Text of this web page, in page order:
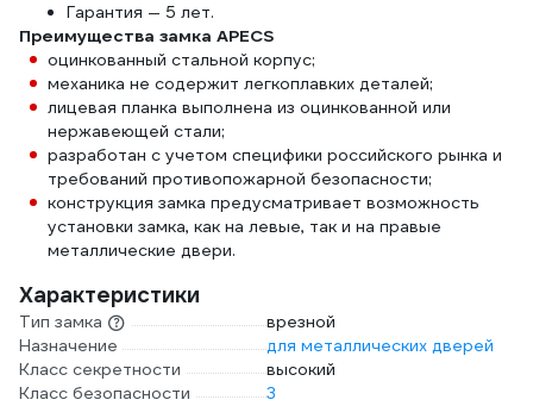
Гарантия — 5 лет.
Преимущества замка APECS
оцинкованный стальной корпус;
механика не содержит легкоплавких деталей;
лицевая планка выполнена из оцинкованной или
нержавеющей стали;
разработан с учетом специфики российского рынка и
требований противопожарной безопасности;
конструкция замка предусматривает возможность
установки замка, как на левые, так и на правые
металлические двери.
Характеристики
Тип замка
врезной
Назначение
для металлических дверей
Класс секретности
высокий
Класс безопасности
3